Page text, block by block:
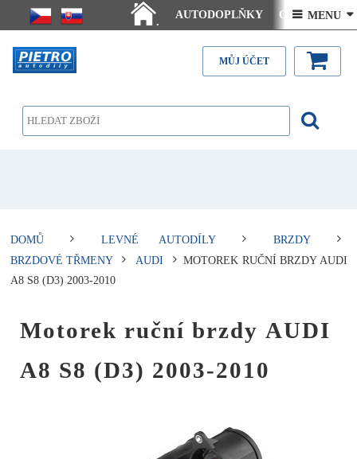
.
AUTODOPLŇKY Ceny doručení
Články - návody Kontakt
 MENU 
MŮJ ÚČET
DOMŮ LEVNÉ AUTODÍLY
BRZDY
BRZDOVÉ TŘMENY
AUDI
MOTOREK RUČNÍ BRZDY AUDI
A8 S8 (D3) 2003-2010
Motorek ruční brzdy AUDI
A8 S8 (D3) 2003-2010